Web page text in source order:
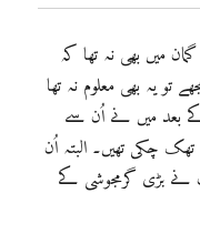
میں بھی نہ تھا کہ
تو یہ بھی معلوم نہ تھا
بعد میں نے اُن سے
چکی تھیں۔ البتہ اُن
نے بڑی گرمجوشی کے